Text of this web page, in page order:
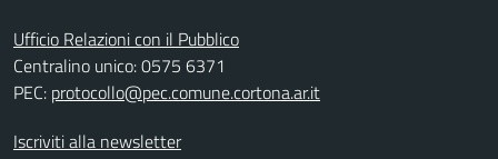
Ufficio Relazioni con il Pubblico
Centralino unico: 0575 6371
PEC: protocollo@pec.comune.cortona.ar.it
Iscriviti alla newsletter